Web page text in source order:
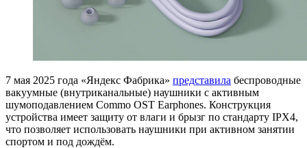
7 мая 2025 года «Яндекс Фабрика» представила беспроводные
вакуумные (внутриканальные) наушники с активным
шумоподавлением Commo OST Earphones. Конструкция
устройства имеет защиту от влаги и брызг по стандарту IPX4,
что позволяет использовать наушники при активном занятии
спортом и под дождём.